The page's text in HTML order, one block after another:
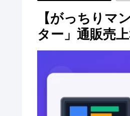
【がっちりマ
ター」通販売